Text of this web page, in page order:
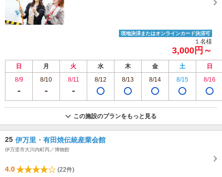
現地決済またはオンラインカード決済可
１名様
3,000円～
日 月 火 水 木 金 土
日
8/9
8/10 8/11 8/12 8/13 8/14 8/15 8/16
この施設のプランをもっと見る
25 伊万里・有田焼伝統産業会館
伊万里市大川内町丙／博物館
4.0
(22件)